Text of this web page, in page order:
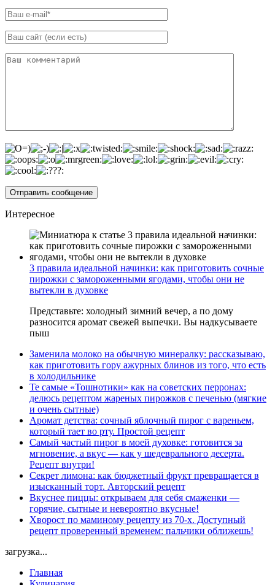
Интересное
3 правила идеальной начинки: как приготовить сочные
пирожки с замороженными ягодами, чтобы они не
вытекли в духовке
Представьте: холодный зимний вечер, а по дому
разносится аромат свежей выпечки. Вы надкусываете
пыш
Заменила молоко на обычную минералку: рассказываю,
как приготовить гору ажурных блинов из того, что есть
в холодильнике
Те самые «Тошнотики» как на советских перронах:
делюсь рецептом жареных пирожков с печенью (мягкие
и очень сытные)
Аромат детства: сочный яблочный пирог с вареньем,
который тает во рту. Простой рецепт
Самый частый пирог в моей духовке: готовится за
мгновение, а вкус — как у шедеврального десерта.
Рецепт внутри!
Секрет лимона: как бюджетный фрукт превращается в
изысканный торт. Авторский рецепт
Вкуснее пиццы: открываем для себя смаженки —
горячие, сытные и невероятно вкусные!
Хворост по маминому рецепту из 70-х. Доступный
рецепт проверенный временем: пальчики оближешь!
загрузка...
Главная